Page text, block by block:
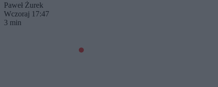
Paweł Żurek
Wczoraj 17:47
3 min